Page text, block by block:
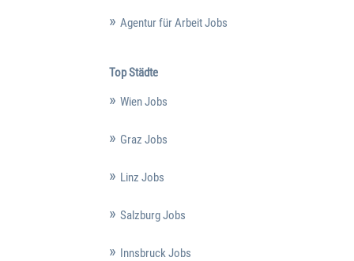
Agentur für Arbeit Jobs
Top Städte
Wien Jobs
Graz Jobs
Linz Jobs
Salzburg Jobs
Innsbruck Jobs